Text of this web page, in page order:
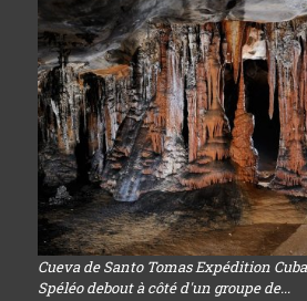
Cueva de Santo Tomas Expédition
Spéléo debout à côté d'un groupe de...